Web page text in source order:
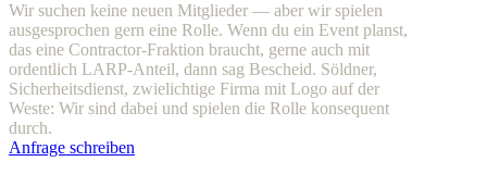
Wir suchen keine neuen Mitglieder — aber wir spielen
ausgesprochen gern eine Rolle. Wenn du ein Event planst,
das eine Contractor-Fraktion braucht, gerne auch mit
ordentlich LARP-Anteil, dann sag Bescheid. Söldner,
Sicherheitsdienst, zwielichtige Firma mit Logo auf der
Weste: Wir sind dabei und spielen die Rolle konsequent
durch.
Anfrage schreiben